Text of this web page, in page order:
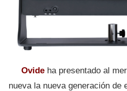
Ovide ha presentado al
nueva la nueva generación de